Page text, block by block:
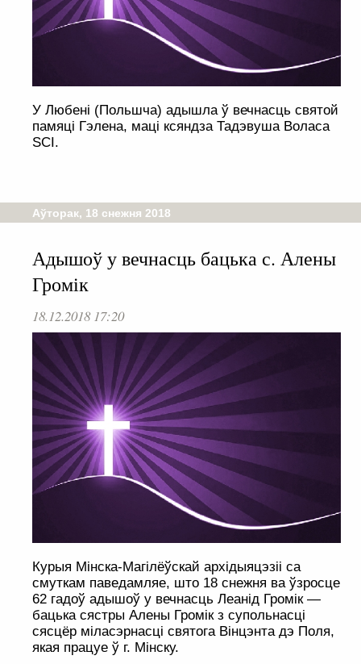
У Любені (Польшча) адышла ў вечнасць святой
памяці Гэлена, маці ксяндза Тадэвуша Воласа
SCI.
Аўторак, 18 снежня 2018
Адышоў у вечнасць бацька с. Алены
Громік
18.12.2018 17:20
Курыя Мінска-Магілёўскай архідыяцэзіі са
смуткам паведамляе, што 18 снежня ва ўзросце
62 гадоў адышоў у вечнасць Леанід Громік —
бацька сястры Алены Громік з супольнасці
сясцёр міласэрнасці святога Вінцэнта дэ Поля,
якая працуе ў г. Мінску.